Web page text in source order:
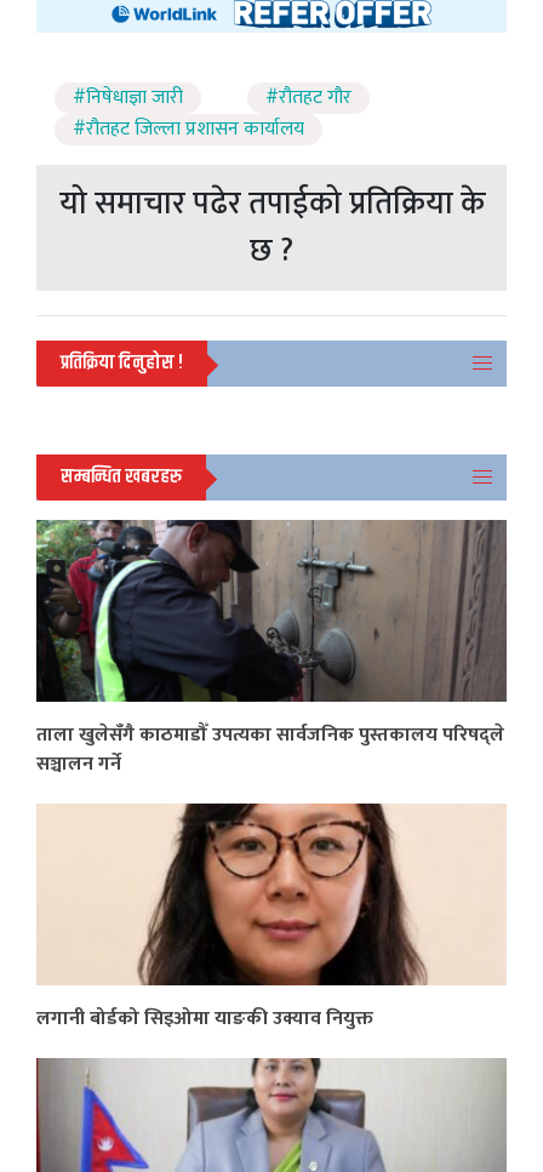
#निषेधाज्ञा जारी
#रौतहट गौर
#रौतहट जिल्ला प्रशासन कार्यालय
यो समाचार पढेर तपाईको प्रतिक्रिया के
छ ?
प्रतिक्रिया दिनुहोस !
सम्बन्धित खबरहरु
ताला खुलेसँगै काठमाडौँ उपत्यका सार्वजनिक पुस्तकालय परिषद्ले
सञ्चालन गर्ने
लगानी बोर्डको सिइओमा याङकी उक्याव नियुक्त